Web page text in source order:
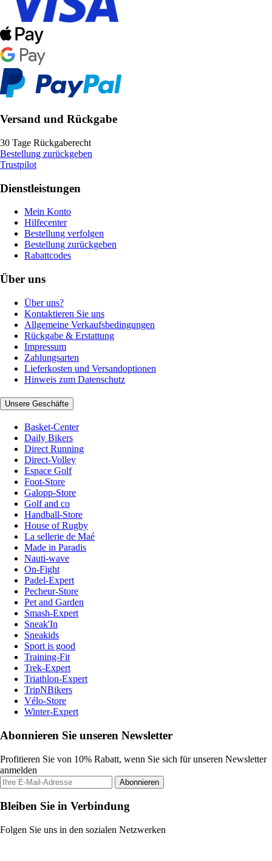
Versand und Rückgabe
30 Tage Rückgaberecht
Bestellung zurückgeben
Trustpilot
Dienstleistungen
Mein Konto
Hilfecenter
Bestellung verfolgen
Bestellung zurückgeben
Rabattcodes
Über uns
Über uns?
Kontaktieren Sie uns
Allgemeine Verkaufsbedingungen
Rückgabe & Erstattung
Impressum
Zahlungsarten
Lieferkosten und Versandoptionen
Hinweis zum Datenschutz
Unsere Geschäfte
Basket-Center
Daily Bikers
Direct Running
Direct-Volley
Espace Golf
Foot-Store
Galopp-Store
Golf and co
Handball-Store
House of Rugby
La sellerie de Maé
Made in Paradis
Nauti-wave
On-Fight
Padel-Expert
Pecheur-Store
Pet and Garden
Smash-Expert
Sneak'In
Sneakids
Sport is good
Training-Fit
Trek-Expert
Triathlon-Expert
TripNBikers
Vélo-Store
Winter-Expert
Abonnieren Sie unseren Newsletter
Profitieren Sie von 10% Rabatt, wenn Sie sich für unseren Newsletter
anmelden
Abonnieren
Bleiben Sie in Verbindung
Folgen Sie uns in den sozialen Netzwerken